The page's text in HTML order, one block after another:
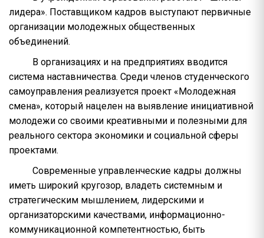
лидера». Поставщиком кадров выступают первичные
организации молодежных общественных
объединений.
В организациях и на предприятиях вводится
система наставничества. Среди членов студенческого
самоуправления реализуется проект «Молодежная
смена», который нацелен на выявление инициативной
молодежи со своими креативными и полезными для
реального сектора экономики и социальной сферы
проектами.
Современные управленческие кадры должны
иметь широкий кругозор, владеть системным и
стратегическим мышлением, лидерскими и
организаторскими качествами, информационно-
коммуникационной компетентностью, быть